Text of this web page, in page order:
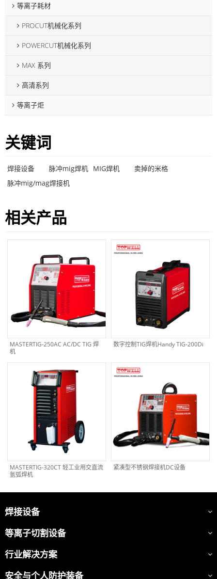
等离子耗材
PROCUT机械化系列
POWERCUT机械化系列
MAX 系列
高清系列
等离子炬
关键词
焊接设备 脉冲mig焊机 MIG焊机
卖掉的米格
脉冲mig/mag焊接机
相关产品
MASTERTIG-250AC AC/DC TIG 焊
机
数字控制TIG焊机Handy TIG-200Di
MASTERTIG-320CT 轻工业用交直流
氩弧焊机
紧凑型不锈钢焊接机DC设备
焊接设备
等离子切割设备
行业解决方案
安全与个人防护装备